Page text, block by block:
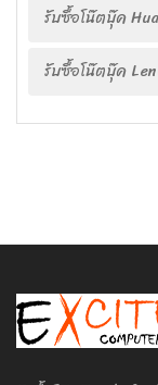
รับซื้อโน๊ตบุ๊ค
รับซื้อโน๊ตบุ๊ค